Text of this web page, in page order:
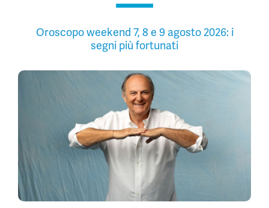
Oroscopo weekend 7, 8 e 9 agosto 2026: i
segni più fortunati